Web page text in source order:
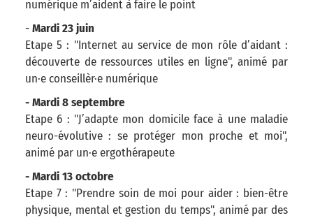
numérique m’aident à faire le point
-Mardi 23 juin
Etape 5 : "Internet au service de mon rôle d’aidant :
découverte de ressources utiles en ligne", animé par
un·e conseillèr·e numérique
- Mardi 8 septembre
Etape 6 : "J’adapte mon domicile face à une maladie
neuro-évolutive : se protéger mon proche et moi",
animé par un·e ergothérapeute
- Mardi 13 octobre
Etape 7 : "Prendre soin de moi pour aider : bien-être
physique, mental et gestion du temps", animé par des